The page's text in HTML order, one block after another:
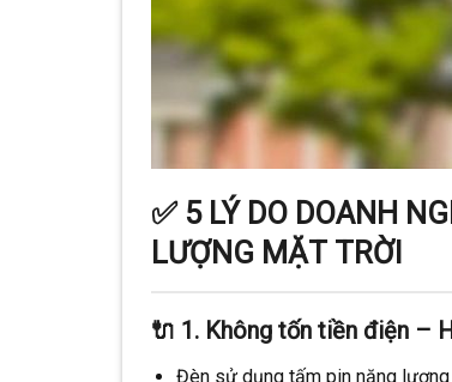
✅ 5 LÝ DO DOANH
LƯỢNG MẶT TRỜI
🔌 1. Không tốn tiền điện –
Đèn sử dụng tấm pin năng